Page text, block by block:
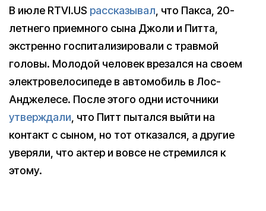
В июле RTVI.US рассказывал, что Пакса, 20-
летнего приемного сына Джоли и Питта,
экстренно госпитализировали с травмой
головы. Молодой человек врезался на своем
электровелосипеде в автомобиль в Лос-
Анджелесе. После этого одни источники
утверждали, что Питт пытался выйти на
контакт с сыном, но тот отказался, а другие
уверяли, что актер и вовсе не стремился к
этому.